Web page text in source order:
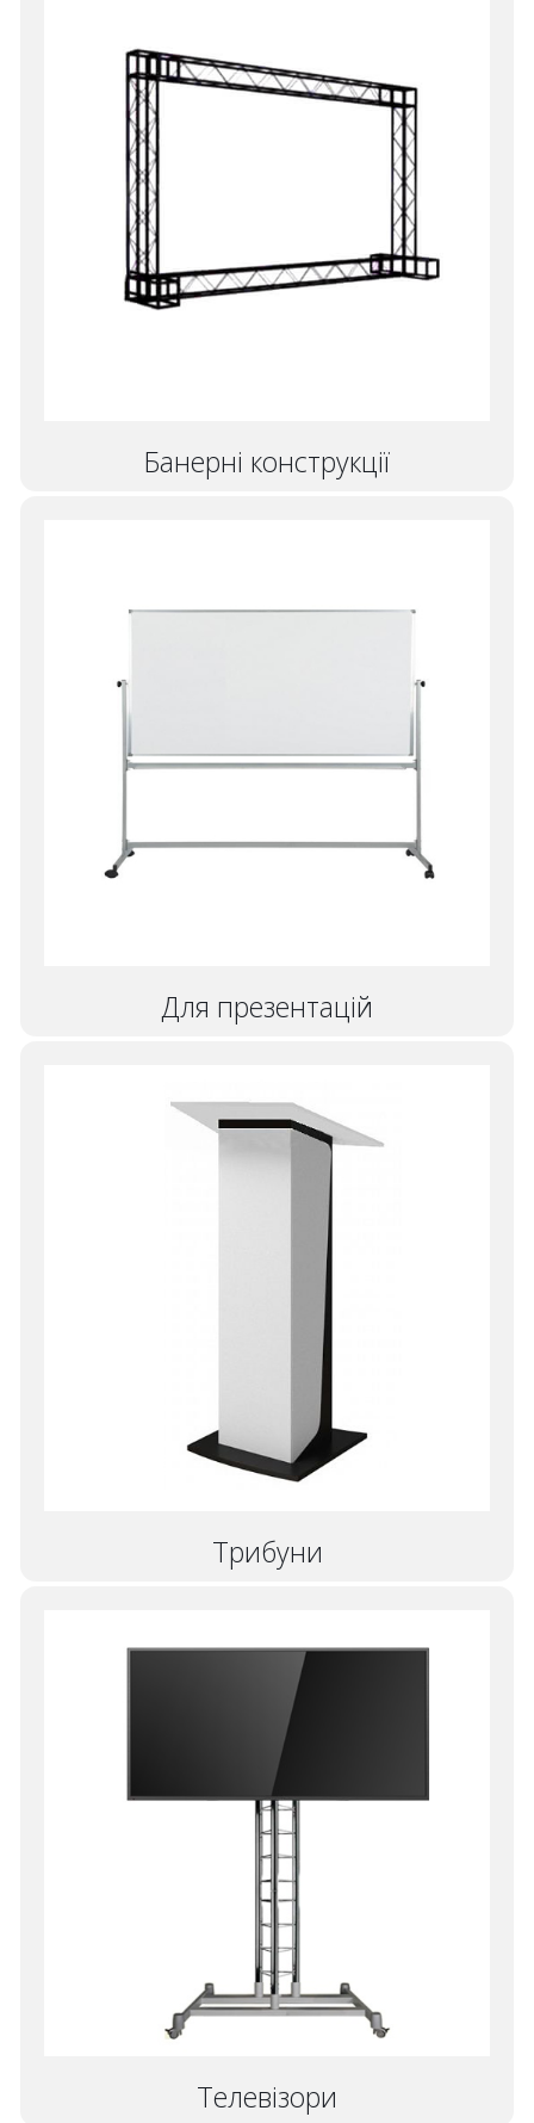
Банерні конструкції
Для презентацій
Трибуни
Телевізори